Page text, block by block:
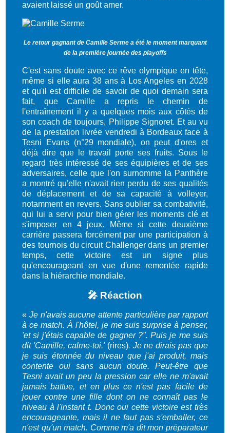
avaient laissé un goût amer.
Le retour gagnant de Camille Serme a été le moment marquant
de la première journée des playoffs
C'est sans doute avec ce rêve olympique en tête,
même si elle aura 38 ans à Los Angeles en 2028
et qu'il est difficile de savoir de quoi demain sera
fait, que Camille a repris le chemin de
l'entraînement il y a quelques mois aux côtés de
son coach de toujours, Philippe Signoret. Et au vu
de la prestation livrée vendredi à Bordeaux face à
Tesni Evans (n°29 mondiale), on peut d'ores et
déjà dire que le travail porte ses fruits. Sous le
regard très intéressé de ses équipières et de ses
adversaires, celle que l'on surnomme la Panthère
a montré qu'elle n'avait rien perdu de ses qualités
de déplacement et de sa capacité à volleyer,
notamment en revers. Sans oublier sa combativité,
qui lui a servi pour bien gérer les moments clé et
s'imposer en 4 jeux. Même si cette deuxième
carrière passera forcément par une participation à
des tournois du circuit Challenger dans un premier
temps, cette victoire est un signe plus
qu'encourageant en vue d'une remontée rapide
dans la hiérarchie mondiale.
🎤 Réaction
« Je n'avais aucune attente particulière par rapport
à ce match. À l'hôtel, je me suis surprise à penser,
'et si j'étais capable de gagner ?". Puis je me suis
dit 'Camille, calme-toi.' (rires). Je ne dirais pas que
je suis étonnée du niveau que j'ai produit, mais
contente oui sans aucun doute. Peut-être que
Tesni avait un peu la pression car elle ne m'avait
jamais battue, et en plus ce n'est pas facile de
jouer contre une fille dont on ne connaît pas le
niveau à l'instant t. Donc oui cette victoire est très
encourageante, mais il ne faut pas s'emballer, ce
n'est qu'un match. Comme m'a dit mon préparateur